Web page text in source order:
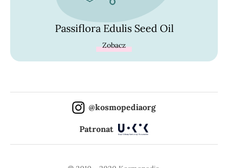
Passiflora Edulis Seed Oil
Zobacz
@kosmopediaorg
Patronat